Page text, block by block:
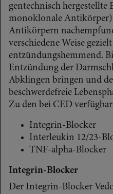
gentechnisch hergestellte
monoklonale
Antikörpern
verschiedene Weise gezielt
entzündungshemmend.
Entzündung der
Abklingen bringen und
beschwerdefreie
Zu den bei CED
Integrin-Blocker
Interleukin 12/23-
TNF-alpha-Blocker
Integrin-Blocker
Der Integrin-Blocker